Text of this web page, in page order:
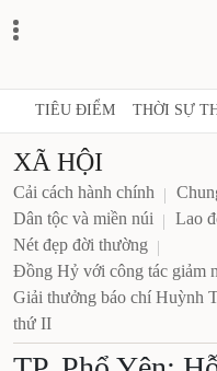
TIÊU ĐIỂM THỜI SỰ
XÃ HỘI
Cải cách hành chính
Chung tay xoa dịu nỗi
Dân tộc và miền núi
Nét đẹp đời thường
Đồng Hỷ với công tác
Giải thưởng báo chí
Nguyên lần thứ II